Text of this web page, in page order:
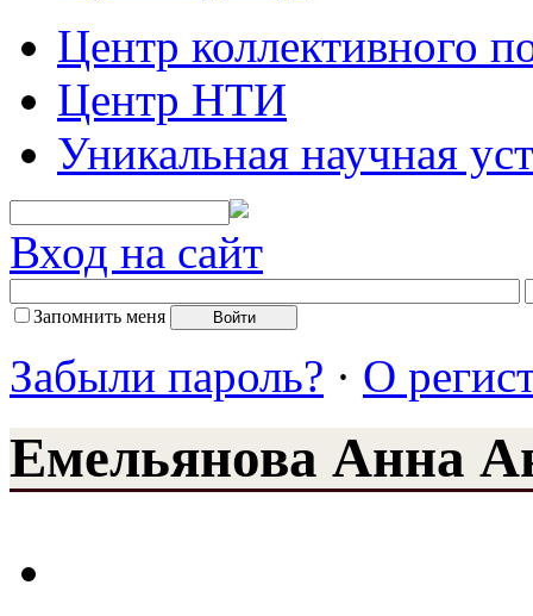
Центр коллективного
Центр НТИ
Уникальная научная
Вход на сайт
Запомнить меня
Забыли пароль? · О
Емельянова Анна